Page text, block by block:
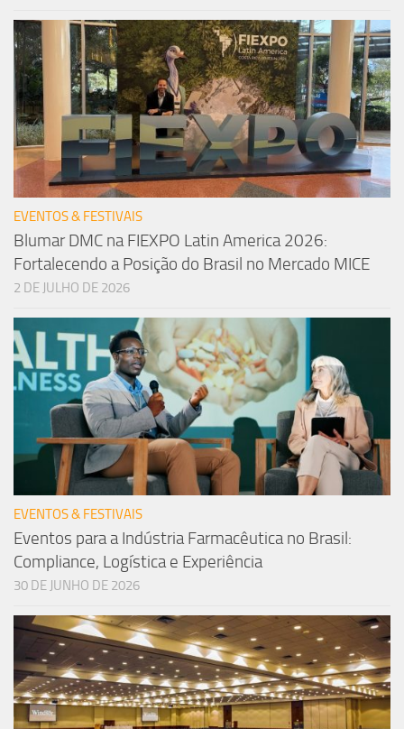
EVENTOS & FESTIVAIS
Blumar DMC na FIEXPO Latin America 2026:
Fortalecendo a Posição do Brasil no Mercado MICE
2 DE JULHO DE 2026
EVENTOS & FESTIVAIS
Eventos para a Indústria Farmacêutica no Brasil:
Compliance, Logística e Experiência
30 DE JUNHO DE 2026